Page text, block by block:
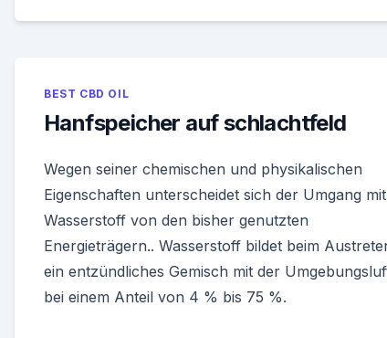
BEST CBD OIL
Hanfspeicher auf schlachtfeld
Wegen seiner chemischen und physikalischen
Eigenschaften unterscheidet sich der Umgang mit
Wasserstoff von den bisher genutzten
Energieträgern.. Wasserstoff bildet beim
ein entzündliches Gemisch mit der
bei einem Anteil von 4 % bis 75 %.